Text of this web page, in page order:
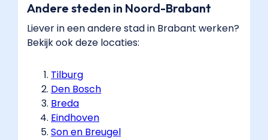
Andere steden in Noord-Brabant
Liever in een andere stad in Brabant werken?
Bekijk ook deze locaties:
Tilburg
Den Bosch
Breda
Eindhoven
Son en Breugel